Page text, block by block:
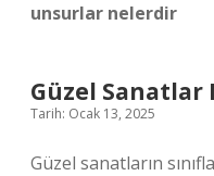
unsurlar nelerdir
Güzel Sanatlar
Tarih: Ocak 13, 2025
Güzel sanatların